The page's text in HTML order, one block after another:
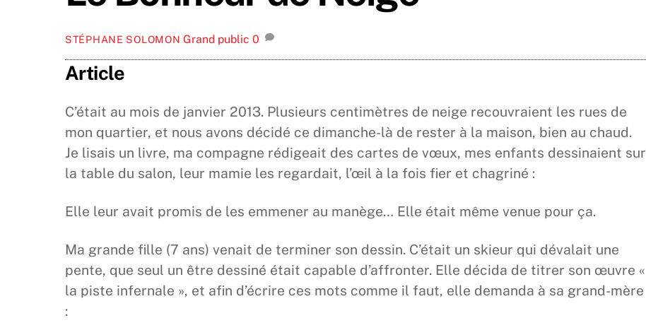
STÉPHANE SOLOMON Grand public 0
Article
C’était au mois de janvier 2013. Plusieurs centimètres de neige recouvraient les rues de
mon quartier, et nous avons décidé ce dimanche-là de rester à la maison, bien au chaud.
Je lisais un livre, ma compagne rédigeait des cartes de vœux, mes enfants dessinaient sur
la table du salon, leur mamie les regardait, l’œil à la fois fier et chagriné :
Elle leur avait promis de les emmener au manège… Elle était même venue pour ça.
Ma grande fille (7 ans) venait de terminer son dessin. C’était un skieur qui dévalait une
pente, que seul un être dessiné était capable d’affronter. Elle décida de titrer son œuvre «
la piste infernale », et afin d’écrire ces mots comme il faut, elle demanda à sa grand-mère
: